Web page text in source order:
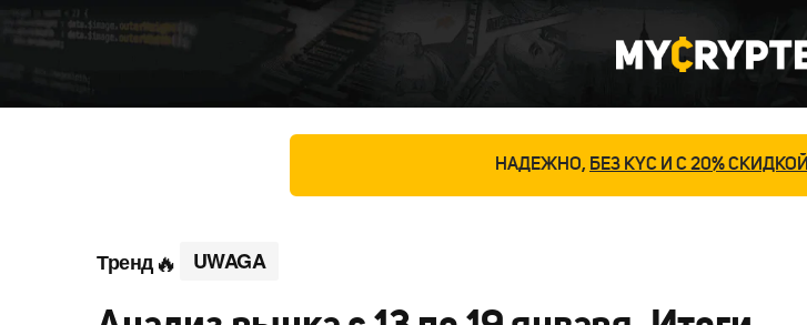
НАДЕЖНО, БЕЗ KYC И С 20% СКИДКОЙ
Тренд UWAGA